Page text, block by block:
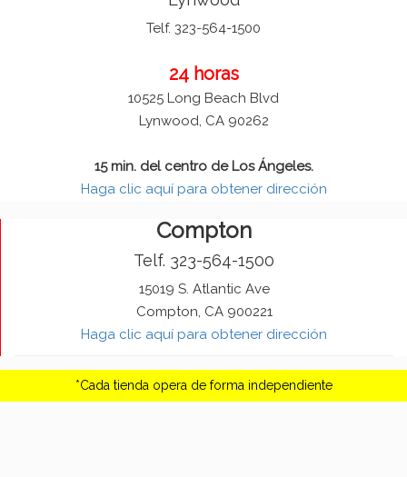
Telf. 323-564-1500
24 horas
10525 Long Beach Blvd
Lynwood, CA 90262
15 min. del centro de Los Ángeles.
Haga clic aquí para obtener dirección
Compton
Telf. 323-564-1500
15019 S. Atlantic Ave
Compton, CA 900221
Haga clic aquí para obtener dirección
*Cada tienda opera de forma independiente